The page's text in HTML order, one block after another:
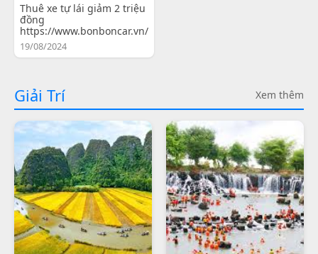
Thuê xe tự lái giảm 2 triệu
đồng
https://www.bonboncar.vn/
19/08/2024
Giải Trí Xem thêm